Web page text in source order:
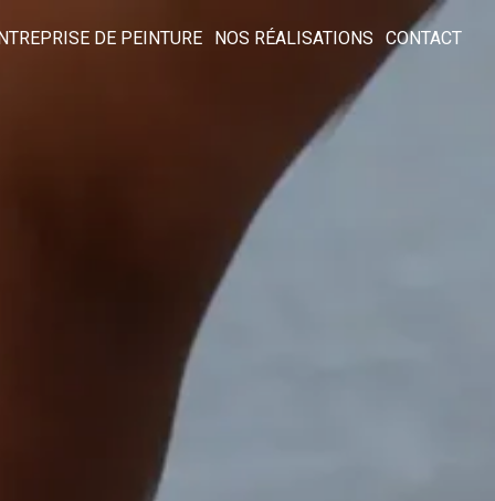
DE PEINTURE NOS RÉALISATIONS CONTACT